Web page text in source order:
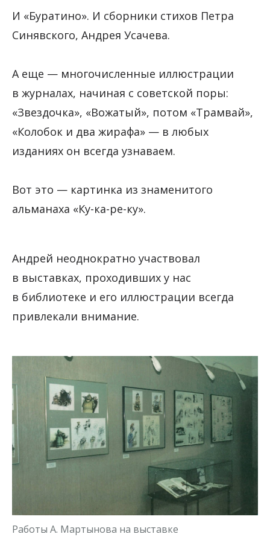
И «Буратино». И сборники стихов Петра
Синявского, Андрея Усачева.
А еще — многочисленные иллюстрации
в журналах, начиная с советской поры:
«Звездочка», «Вожатый», потом «Трамвай»,
«Колобок и два жирафа» — в любых
изданиях он всегда узнаваем.
Вот это — картинка из знаменитого
альманаха «Ку-ка-ре-ку».
Андрей неоднократно участвовал
в выставках, проходивших у нас
в библиотеке и его иллюстрации всегда
привлекали внимание.
Работы А. Мартынова на выставке